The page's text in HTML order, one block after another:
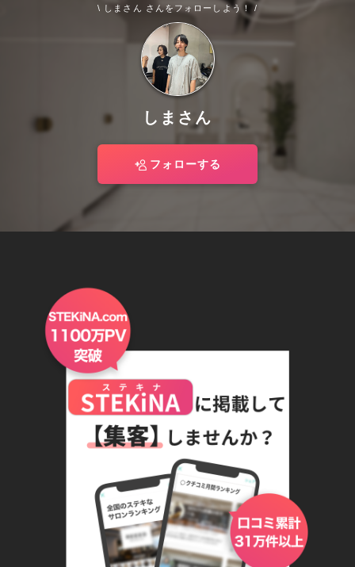
\ しまさん さんをフォローしよう！ /
しまさん
フォローする